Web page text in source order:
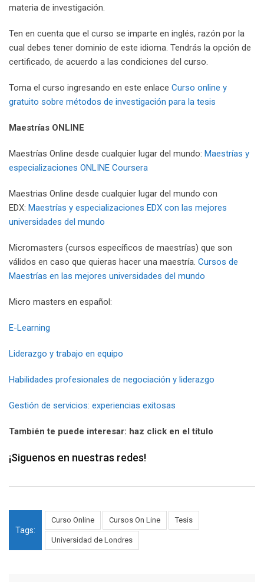
materia de investigación.
Ten en cuenta que el curso se imparte en inglés, razón por la
cual debes tener dominio de este idioma. Tendrás la opción de
certificado, de acuerdo a las condiciones del curso.
Toma el curso ingresando en este enlace Curso online y
gratuito sobre métodos de investigación para la tesis
Maestrías ONLINE
Maestrías Online desde cualquier lugar del mundo: Maestrías y
especializaciones ONLINE Coursera
Maestrias Online desde cualquier lugar del mundo con
EDX: Maestrías y especializaciones EDX con las mejores
universidades del mundo
Micromasters (cursos específicos de maestrías) que son
válidos en caso que quieras hacer una maestría. Cursos de
Maestrías en las mejores universidades del mundo
Micro masters en español:
E-Learning
Liderazgo y trabajo en equipo
Habilidades profesionales de negociación y liderazgo
Gestión de servicios: experiencias exitosas
También te puede interesar: haz click en el título
¡Siguenos en nuestras redes!
Tags:
Curso Online Cursos On Line Tesis
Universidad de Londres